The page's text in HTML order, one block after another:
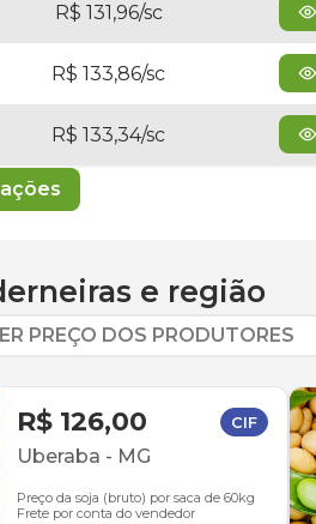
R$ 131,96/sc
R$ 133,86/sc
R$ 133,34/sc
e região
PREÇO DOS PRODUTORES
R$ 126,00 CIF
Uberaba - MG
Preço da soja (bruto) por saca de 60kg
Frete por conta do vendedor